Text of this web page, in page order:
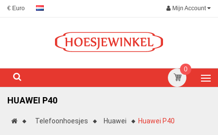
€ Euro Mijn Account
0
HUAWEI P40
Telefoonhoesjes Huawei Huawei P40